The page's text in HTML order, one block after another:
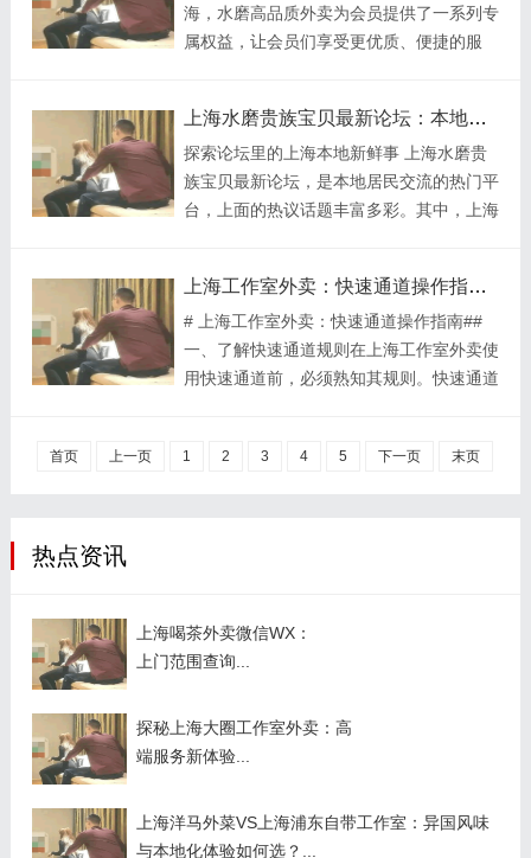
500 元，而会员凭借特权只需 400 元，这
为会员节省了不少开支。而且在一些特殊节
馆常常一位难求，普通用户可能需要提前很
久才能订到心仪的位置。...
海，水磨高品质外卖为会员提供了一系列专
属权益，让会员们享受更优质、便捷的服
支。比如，一份原本价值 80 元的水磨特色
套餐，会员购买时可能只需 60 元，相当于
打了七五折。而且，会员还能经常参与满减
活动，满 100 减 20、满 200 减 50 等，大
久才能收到外卖，而会员享有优先配送权，
配送时间大幅缩短，...
上海水磨贵族宝贝最新论坛：本地热议话题
探索论坛里的上海本地新鲜事 上海水磨贵
族宝贝最新论坛，是本地居民交流的热门平
台，上面的热议话题丰富多彩。其中，上海
有一位网友提到在静安区的一家水磨店，店
内环境优雅，服务周到，技师手法专业，能
让人彻底放松身心。这个分享引起了很多人
的关注，不少人表示打算去体验一番。 除
展览、音乐节等，网友们会在论坛上交流观
上海工作室外卖：快速通道操作指南_351
# 上海工作室外卖：快速通道操作指南##
一、了解快速通道规则在上海工作室外卖使
用快速通道前，必须熟知其规则。快速通道
的订单才能进入快速通道，比如订单金额达
务情况对规则进行调整。## 二、优化店铺
信息为了让更多订单有机会进入快速通
首页 上一页 1 2 3 4 5 下一页 末页
热点资讯
上海喝茶外卖微信WX：
上门范围查询...
探秘上海大圈工作室外卖：高
端服务新体验...
上海洋马外菜VS上海浦东自带工作室：异国风味
与本地化体验如何选？...